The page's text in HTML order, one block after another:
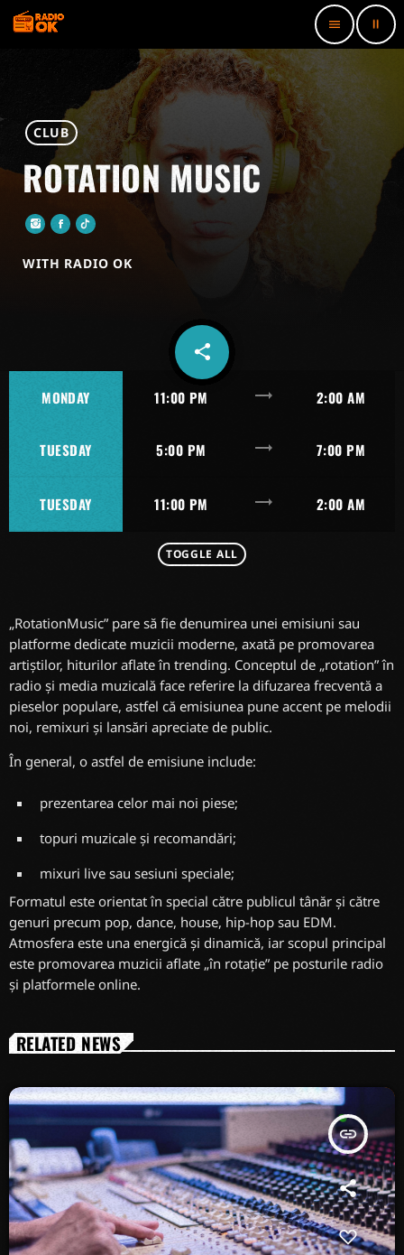
menu pause
CLUB
ROTATION MUSIC
WITH RADIO OK
share
email
MONDAY 11:00 PM trending_flat 2:00 AM
TUESDAY 5:00 PM trending_flat 7:00 PM
TUESDAY 11:00 PM trending_flat 2:00 AM
TOGGLE ALL
„RotationMusic” pare să fie denumirea unei emisiuni sau
platforme dedicate muzicii moderne, axată pe promovarea
artiștilor, hiturilor aflate în trending. Conceptul de „rotation” în
radio și media muzicală face referire la difuzarea frecventă a
pieselor populare, astfel că emisiunea pune accent pe melodii
noi, remixuri și lansări apreciate de public.
În general, o astfel de emisiune include:
prezentarea celor mai noi piese;
topuri muzicale și recomandări;
mixuri live sau sesiuni speciale;
Formatul este orientat în special către publicul tânăr și către
genuri precum pop, dance, house, hip-hop sau EDM.
Atmosfera este una energică și dinamică, iar scopul principal
este promovarea muzicii aflate „în rotație” pe posturile radio
și platformele online.
RELATED NEWS
insert_link